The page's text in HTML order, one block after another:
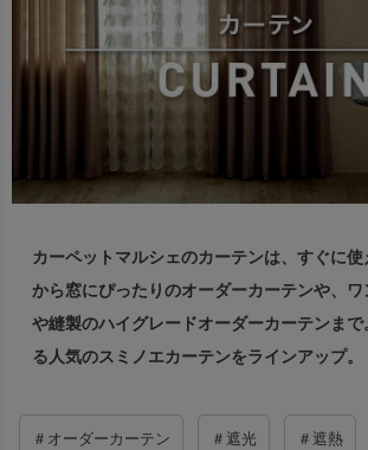
なお、今後の被害状況や交通規制などに
サービスへの影響が変更となる場合がご
お客さまにはご不便をおかけいたします
りますようお願い申し上げます。
出荷センターも休業となりますため、休
商品の出荷は
2026年8月18日(火) 以降となり
→オーダー商品など、詳しくはこちらから
カーペットマルシェのカーテンは、すぐに
から窓にぴったりのオーダーカーテンや、
や縫製のハイグレードオーダーカーテンまで。
る人気のスミノエカーテンをラインアップ。
＃オーダーカーテン ＃遮光 ＃遮熱